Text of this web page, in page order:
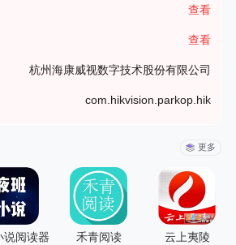
查看
查看
杭州海康威视数字技术股份有限公司
com.hikvision.parkop.hik
更多
说阅读器 禾青阅读 云上夷陵